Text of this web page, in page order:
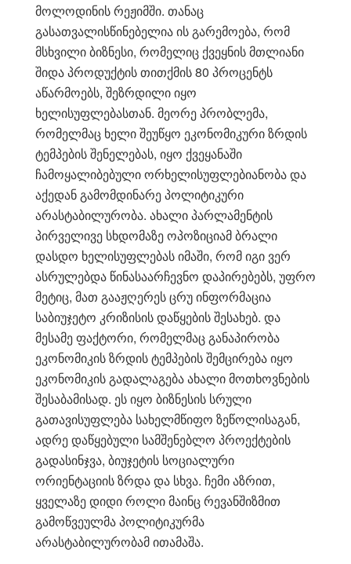
მოლოდინის რეჟიმში. თანაც
გასათვალისწინებელია ის გარემოება, რომ
მსხვილი ბიზნესი, რომელიც ქვეყნის მთლიანი
შიდა პროდუქტის თითქმის 80 პროცენტს
აწარმოებს, შეზრდილი იყო
ხელისუფლებასთან. მეორე პრობლემა,
რომელმაც ხელი შეუწყო ეკონომიკური ზრდის
ტემპების შენელებას, იყო ქვეყანაში
ჩამოყალიბებული ორხელისუფლებიანობა და
აქედან გამომდინარე პოლიტიკური
არასტაბილურობა. ახალი პარლამენტის
პირველივე სხდომაზე ოპოზიციამ ბრალი
დასდო ხელისუფლებას იმაში, რომ იგი ვერ
ასრულებდა წინასაარჩევნო დაპირებებს, უფრო
მეტიც, მათ გააჟღერეს ცრუ ინფორმაცია
საბიუჯეტო კრიზისის დაწყების შესახებ. და
მესამე ფაქტორი, რომელმაც განაპირობა
ეკონომიკის ზრდის ტემპების შემცირება იყო
ეკონომიკის გადალაგება ახალი მოთხოვნების
შესაბამისად. ეს იყო ბიზნესის სრული
გათავისუფლება სახელმწიფო ზეწოლისაგან,
ადრე დაწყებული სამშენებლო პროექტების
გადასინჯვა, ბიუჯეტის სოციალური
ორიენტაციის ზრდა და სხვა. ჩემი აზრით,
ყველაზე დიდი როლი მაინც რევანშიზმით
გამოწვეულმა პოლიტიკურმა
არასტაბილურობამ ითამაშა.